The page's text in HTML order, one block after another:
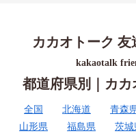
カカオトーク
kakaotalk
都道府県別｜カ
全国 北海道 青森
山形県
福島県 茨城